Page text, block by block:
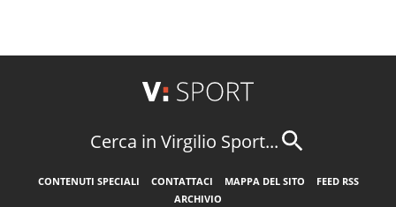
Cerca in Virgilio Sport...
CONTENUTI SPECIALI CONTATTACI MAPPA DEL SITO
FEED RSS
ARCHIVIO